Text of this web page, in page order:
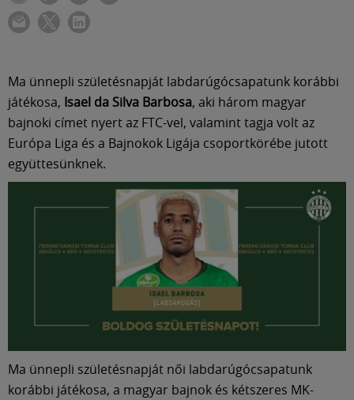
Ma ünnepli születésnapját labdarúgócsapatunk korábbi
játékosa, Isael da Silva Barbosa, aki három magyar
bajnoki címet nyert az FTC-vel, valamint tagja volt az
Európa Liga és a Bajnokok Ligája csoportkörébe jutott
együttesünknek.
Ma ünnepli születésnapját női labdarúgócsapatunk
korábbi játékosa, a magyar bajnok és kétszeres MK-
Klub
Szolgáltatások
Shop